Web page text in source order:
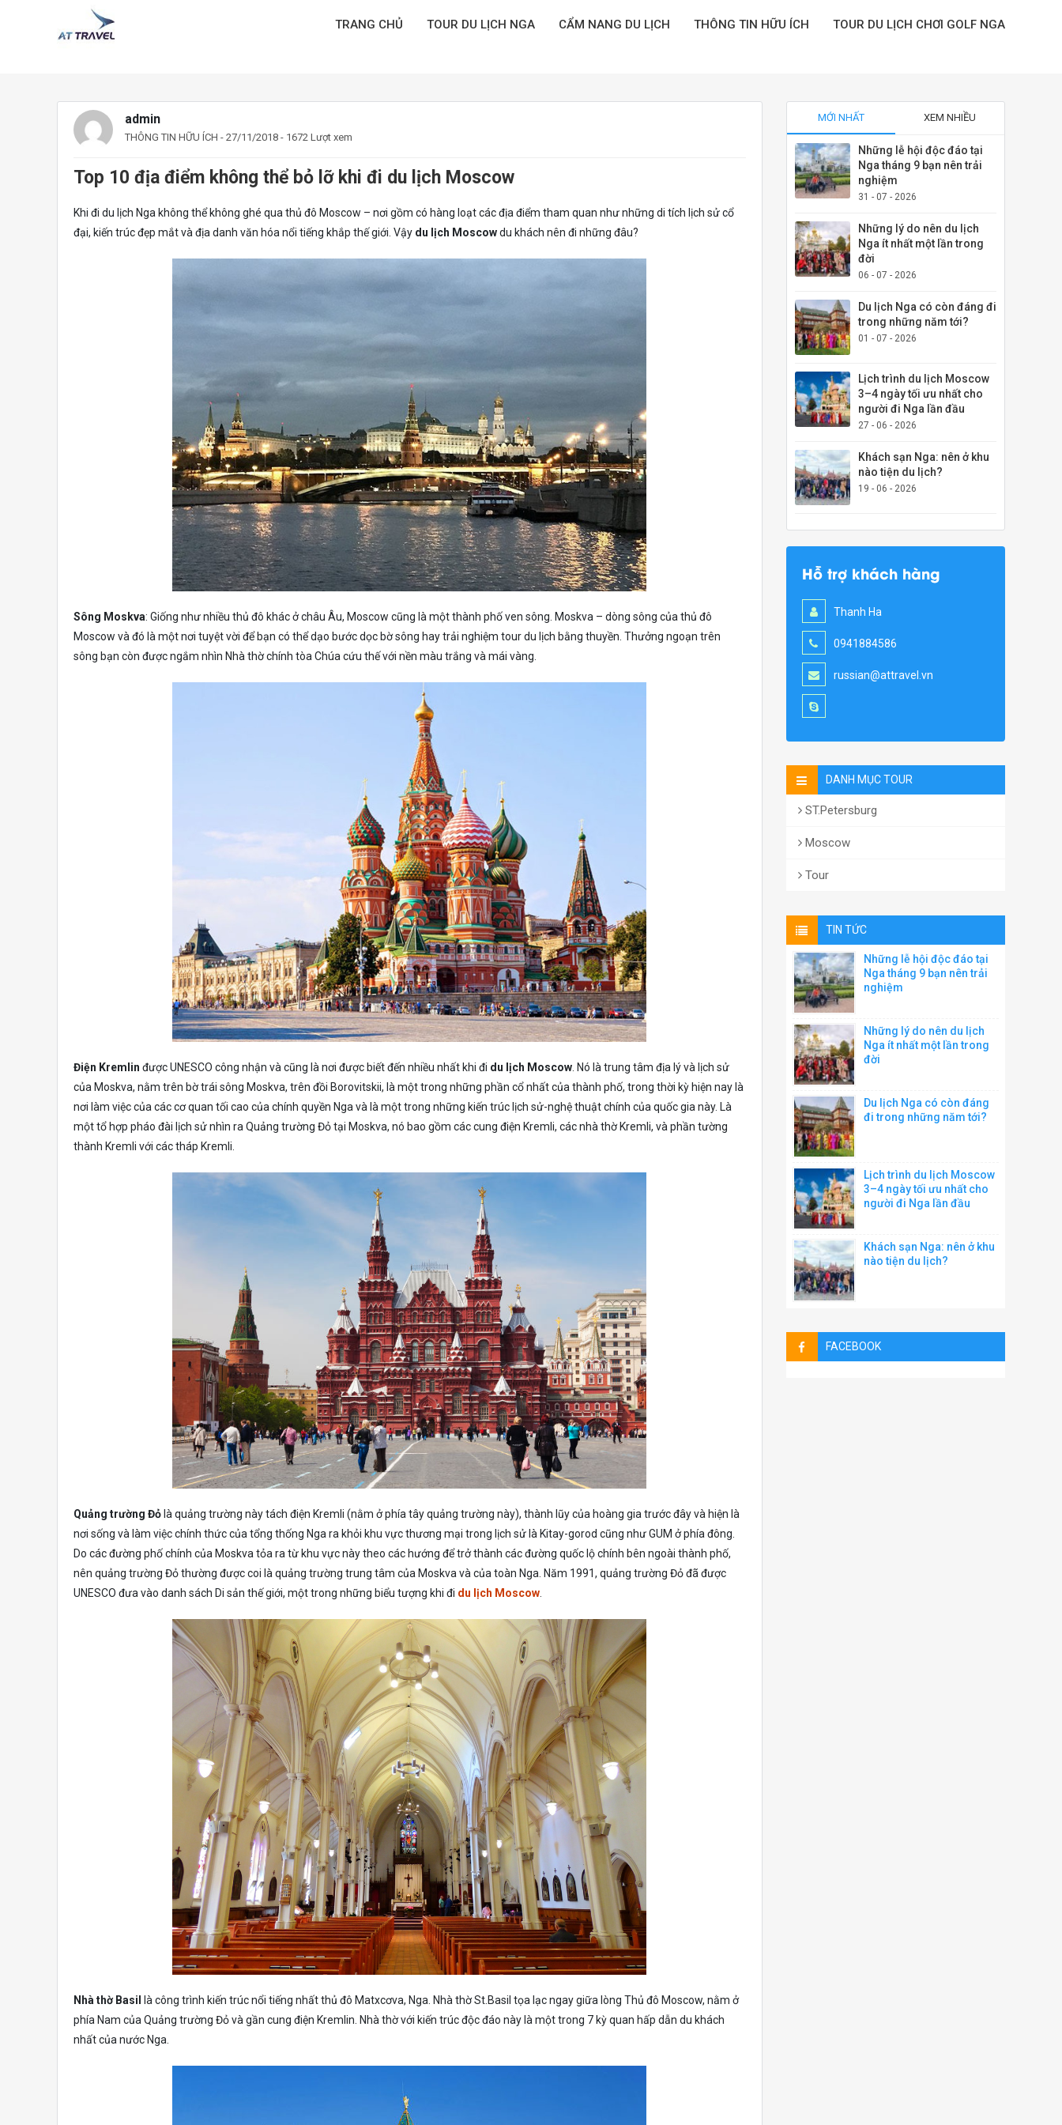
TRANG CHỦ TOUR DU LỊCH NGA CẨM NANG DU LỊCH THÔNG TIN HỮU ÍCH TOUR DU LỊCH CHƠI GOLF NGA
admin
THÔNG TIN HỮU ÍCH - 27/11/2018 - 1672 Lượt xem
Top 10 địa điểm không thể bỏ lỡ khi đi du lịch Moscow
Khi đi du lịch Nga không thể không ghé qua thủ đô Moscow – nơi gồm có hàng loạt các địa điểm tham quan như những di tích lịch sử cổ
đại, kiến trúc đẹp mắt và địa danh văn hóa nổi tiếng khắp thế giới. Vậy du lịch Moscowdu khách nên đi những đâu?
Sông Moskva: Giống như nhiều thủ đô khác ở châu Âu, Moscow cũng là một thành phố ven sông. Moskva – dòng sông của thủ đô
Moscow và đó là một nơi tuyệt vời để bạn có thể dạo bước dọc bờ sông hay trải nghiệm tour du lịch bằng thuyền. Thưởng ngoạn trên
sông bạn còn được ngắm nhìn Nhà thờ chính tòa Chúa cứu thế với nền màu trắng và mái vàng.
Điện Kremlin được UNESCO công nhận và cũng là nơi được biết đến nhiều nhất khi đi du lịch Moscow . Nó là trung tâm địa lý và lịch sử
của Moskva, nằm trên bờ trái sông Moskva, trên đồi Borovitskii, là một trong những phần cổ nhất của thành phố, trong thời kỳ hiện nay là
nơi làm việc của các cơ quan tối cao của chính quyền Nga và là một trong những kiến trúc lịch sử-nghệ thuật chính của quốc gia này. Là
một tổ hợp pháo đài lịch sử nhìn ra Quảng trường Đỏ tại Moskva, nó bao gồm các cung điện Kremli, các nhà thờ Kremli, và phần tường
thành Kremli với các tháp Kremli.
Quảng trường Đỏ là quảng trường này tách điện Kremli (nằm ở phía tây quảng trường này), thành lũy của hoàng gia trước đây và hiện là
nơi sống và làm việc chính thức của tổng thống Nga ra khỏi khu vực thương mại trong lịch sử là Kitay-gorod cũng như GUM ở phía đông.
Do các đường phố chính của Moskva tỏa ra từ khu vực này theo các hướng để trở thành các đường quốc lộ chính bên ngoài thành phố,
nên quảng trường Đỏ thường được coi là quảng trường trung tâm của Moskva và của toàn Nga. Năm 1991, quảng trường Đỏ đã được
UNESCO đưa vào danh sách Di sản thế giới, một trong những biểu tượng khi đi du lịch Moscow
Nhà thờ Basil
là công trình kiến trúc nổi tiếng nhất thủ đô Matxcơva, Nga. Nhà thờ St.Basil tọa lạc ngay giữa lòng Thủ đô Moscow, nằm ở
phía Nam của Quảng trường Đỏ và gần cung điện Kremlin. Nhà thờ với kiến trúc độc đáo này là một trong 7 kỳ quan hấp dẫn du khách
nhất của nước Nga.
MỚI NHẤT XEM NHIỀU
Những lễ hội độc đáo tại
Nga tháng 9 bạn nên trải
nghiệm
31 - 07 - 2026
Những lý do nên du lịch
Nga ít nhất một lần trong
đời
06 - 07 - 2026
Du lịch Nga có còn đáng đi
trong những năm tới?
01 - 07 - 2026
Lịch trình du lịch Moscow
3–4 ngày tối ưu nhất cho
người đi Nga lần đầu
27 - 06 - 2026
Khách sạn Nga: nên ở khu
nào tiện du lịch?
19 - 06 - 2026
Hỗ trợ khách hàng
Thanh Ha
0941884586
russian@attravel.vn
DANH MỤC TOUR
ST.Petersburg
Moscow
Tour
TIN TỨC
Những lễ hội độc đáo tại
Nga tháng 9 bạn nên trải
nghiệm
Những lý do nên du lịch
Nga ít nhất một lần trong
đời
Du lịch Nga có còn đáng
đi trong những năm tới?
Lịch trình du lịch Moscow
3–4 ngày tối ưu nhất cho
người đi Nga lần đầu
Khách sạn Nga: nên ở khu
nào tiện du lịch?
FACEBOOK